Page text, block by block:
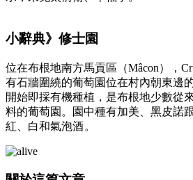
小辭典》修士園
位在布根地南方馬貢區（Mâcon），
有石牆圍繞的葡萄園位在村內朝東邊
開始即採有機種植，是布根地少數從
料的葡萄園。園中種有加美、黑皮諾
紅、白和氣泡酒 。